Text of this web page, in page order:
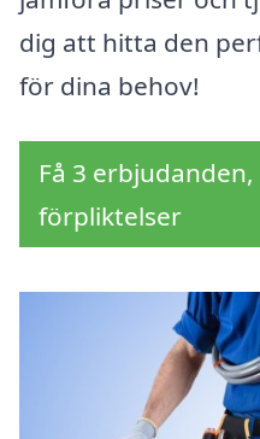
dig att hitta den
för dina behov!
Få 3
förpliktelser